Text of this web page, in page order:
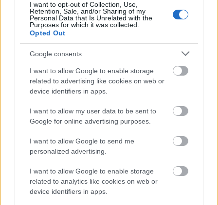
I want to opt-out of Collection, Use,
Retention, Sale, and/or Sharing of my
Personal Data that Is Unrelated with the
Purposes for which it was collected.
Opted Out
Google consents
I want to allow Google to enable storage
related to advertising like cookies on web or
device identifiers in apps.
I want to allow my user data to be sent to
Google for online advertising purposes.
I want to allow Google to send me
personalized advertising.
I want to allow Google to enable storage
related to analytics like cookies on web or
device identifiers in apps.
μέρες
Μάθε πρώτος όλες τις σημαντικές
ειδήσεις.
Βάλε το proson.gr στα αποτελέσματα
Δημοφιλείς Ειδήσεις